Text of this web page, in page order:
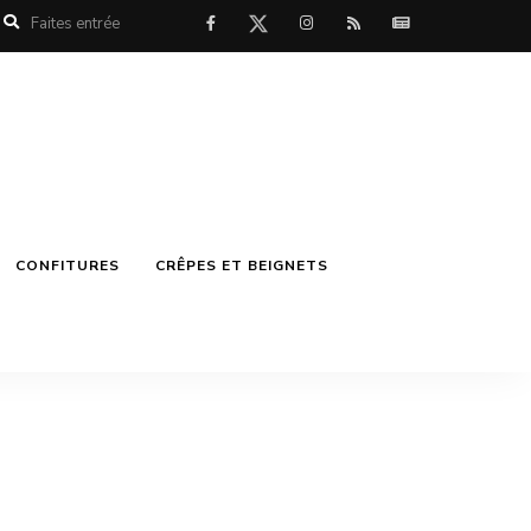
CONFITURES CRÊPES ET BEIGNETS